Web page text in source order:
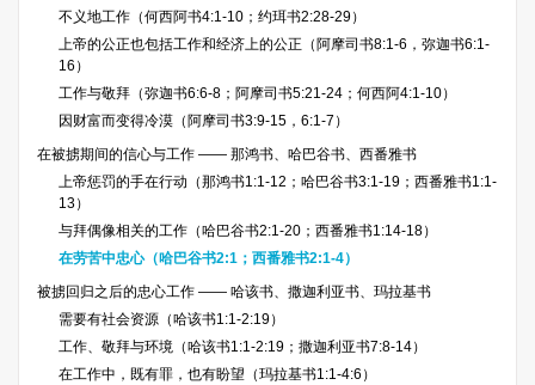
不义地工作（何西阿书4:1-10；约珥书2:28-29）
上帝的公正也包括工作和经济上的公正（阿摩司书8:1-6，弥迦书6:1-
16）
工作与敬拜（弥迦书6:6-8；阿摩司书5:21-24；何西阿4:1-10）
因财富而变得冷漠（阿摩司书3:9-15，6:1-7）
在被掳期间的信心与工作 —— 那鸿书、哈巴谷书、西番雅书
上帝惩罚的手在行动（那鸿书1:1-12；哈巴谷书3:1-19；西番雅书1:1-
13）
与拜偶像相关的工作（哈巴谷书2:1-20；西番雅书1:14-18）
在劳苦中忠心（哈巴谷书2:1；西番雅书2:1-4）
被掳回归之后的忠心工作 —— 哈该书、撒迦利亚书、玛拉基书
需要有社会资源（哈该书1:1-2:19）
工作、敬拜与环境（哈该书1:1-2:19；撒迦利亚书7:8-14）
在工作中，既有罪，也有盼望（玛拉基书1:1-4:6）